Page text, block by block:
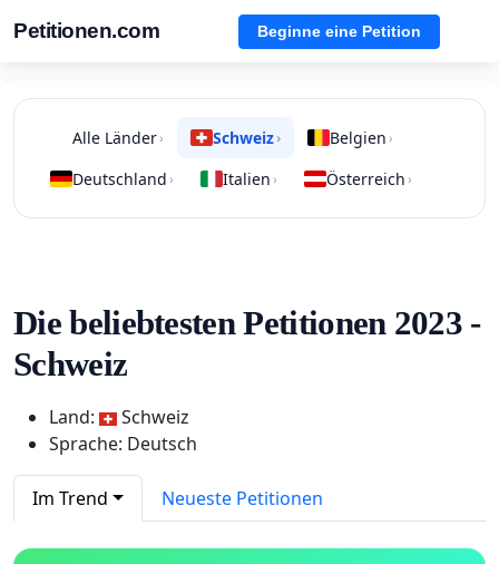
Petitionen.com Beginne eine Petition
Alle Länder› Schweiz› Belgien ›
Deutschland › Italien › Österreich ›
Die beliebtesten Petitionen 2023 -
Schweiz
Land:
Schweiz
Sprache: Deutsch
Im Trend Neueste Petitionen